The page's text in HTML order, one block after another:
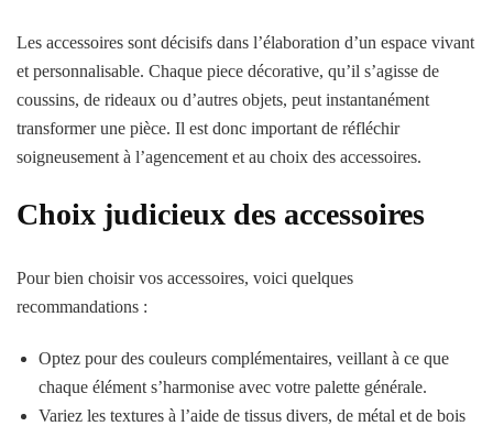
Les accessoires sont décisifs dans l’élaboration d’un espace vivant
et personnalisable. Chaque piece décorative, qu’il s’agisse de
coussins, de rideaux ou d’autres objets, peut instantanément
transformer une pièce. Il est donc important de réfléchir
soigneusement à l’agencement et au choix des accessoires.
Choix judicieux des accessoires
Pour bien choisir vos accessoires, voici quelques
recommandations :
Optez pour des couleurs complémentaires, veillant à ce que
chaque élément s’harmonise avec votre palette générale.
Variez les textures à l’aide de tissus divers, de métal et de bois